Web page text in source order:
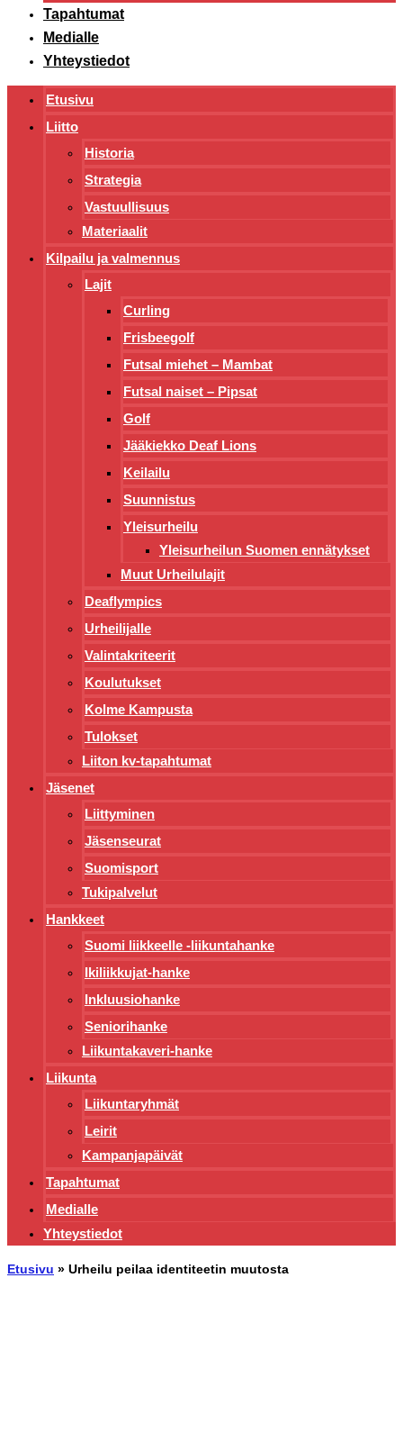
Tapahtumat
Medialle
Yhteystiedot
Etusivu
Liitto
Historia
Strategia
Vastuullisuus
Materiaalit
Kilpailu ja valmennus
Lajit
Curling
Frisbeegolf
Futsal miehet – Mambat
Futsal naiset – Pipsat
Golf
Jääkiekko Deaf Lions
Keilailu
Suunnistus
Yleisurheilu
Yleisurheilun Suomen ennätykset
Muut Urheilulajit
Deaflympics
Urheilijalle
Valintakriteerit
Koulutukset
Kolme Kampusta
Tulokset
Liiton kv-tapahtumat
Jäsenet
Liittyminen
Jäsenseurat
Suomisport
Tukipalvelut
Hankkeet
Suomi liikkeelle -liikuntahanke
Ikiliikkujat-hanke
Inkluusiohanke
Seniorihanke
Liikuntakaveri-hanke
Liikunta
Liikuntaryhmät
Leirit
Kampanjapäivät
Tapahtumat
Medialle
Yhteystiedot
Etusivu » Urheilu peilaa identiteetin muutosta